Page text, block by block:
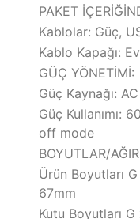
PAKET
Kablolar: Güç,
Kablo Kapağı:
GÜÇ YÖNETİMİ:
Güç Kaynağı:
Güç Kullanımı:
off mode
BOYUTLAR/
Ürün Boyutları
67mm
Kutu Boyutları